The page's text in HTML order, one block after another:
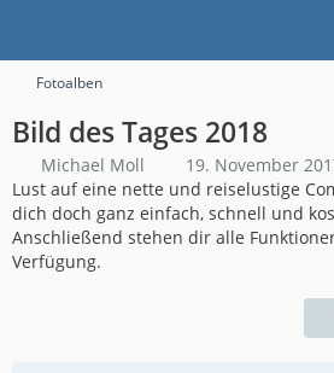
Fotoalben
Bild des Tages 2018
Michael Moll
19. November
Lust auf eine nette und reiselustige
dich doch ganz einfach, schnell und
Anschließend stehen dir alle
Verfügung.